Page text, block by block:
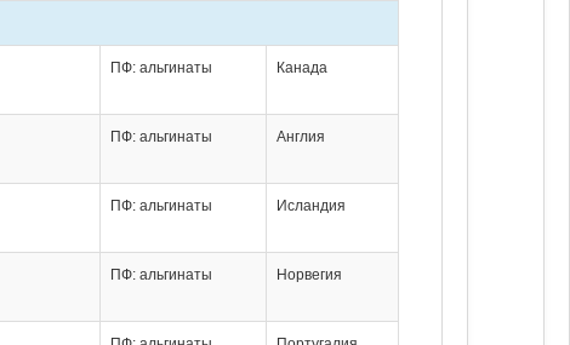
ПФ: альгинаты Канада
ПФ: альгинаты Англия
ПФ: альгинаты Исландия
ПФ: альгинаты Норвегия